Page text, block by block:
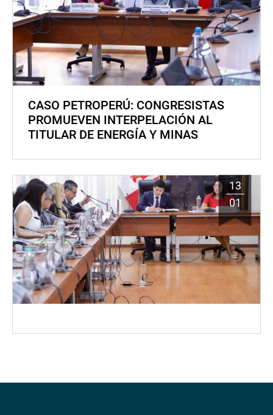
CASO PETROPERÚ: CONGRESISTAS
PROMUEVEN INTERPELACIÓN AL
TITULAR DE ENERGÍA Y MINAS
13
01